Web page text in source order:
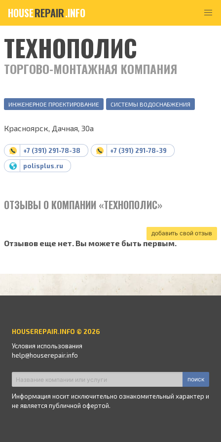
HOUSEREPAIR.INFO
ТЕХНОПОЛИС
ТОРГОВО-МОНТАЖНАЯ КОМПАНИЯ
ИНЖЕНЕРНОЕ ПРОЕКТИРОВАНИЕ СИСТЕМЫ ВОДОСНАБЖЕНИЯ
Красноярск, Дачная, 30а
+7 (391) 291-78-38
+7 (391) 291-78-39
polisplus.ru
ОТЗЫВЫ О КОМПАНИИ «ТЕХНОПОЛИС»
добавить свой отзыв
Отзывов еще нет. Вы можете быть первым.
HOUSEREPAIR.INFO © 2026
Условия использования
help@houserepair.info
поиск
Информация носит исключительно ознакомительный характер и
не является публичной офертой.